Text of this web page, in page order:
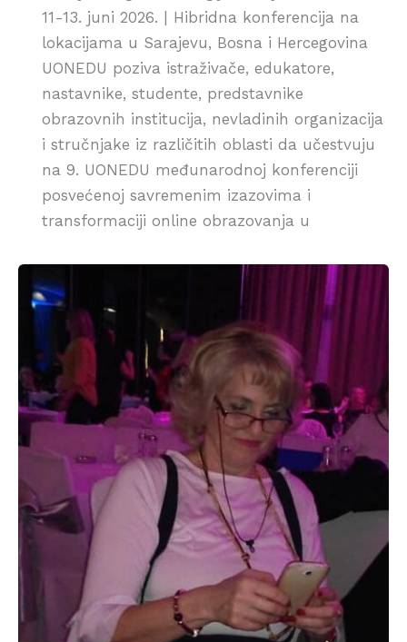
11-13. juni 2026. | Hibridna konferencija na
lokacijama u Sarajevu, Bosna i Hercegovina
UONEDU poziva istraživače, edukatore,
nastavnike, studente, predstavnike
obrazovnih institucija, nevladinih organizacija
i stručnjake iz različitih oblasti da učestvuju
na 9. UONEDU međunarodnoj konferenciji
posvećenoj savremenim izazovima i
transformaciji online obrazovanja u